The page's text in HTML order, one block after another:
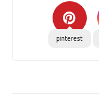
pinterest